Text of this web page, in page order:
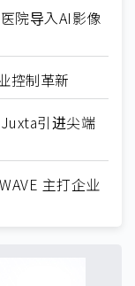
院导入AI影像
控制革新
引进尖端
主打企业